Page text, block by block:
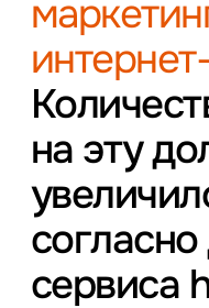
на эту
сервиса